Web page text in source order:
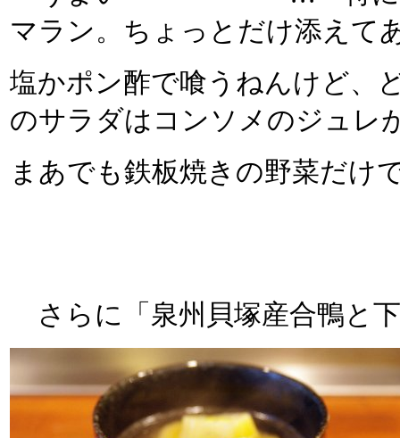
マラン。ちょっとだけ添えて
塩かポン酢で喰うねんけど、
のサラダはコンソメのジュレ
まあでも鉄板焼きの野菜だけ
さらに「泉州貝塚産合鴨と